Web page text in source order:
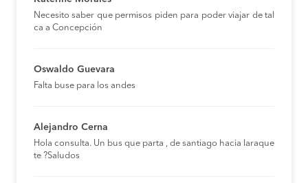
Necesito saber que permisos piden para poder viajar de tal
ca a Concepción
Oswaldo Guevara
Falta buse para los andes
Alejandro Cerna
Hola consulta. Un bus que parta , de santiago hacia laraque
te ?Saludos